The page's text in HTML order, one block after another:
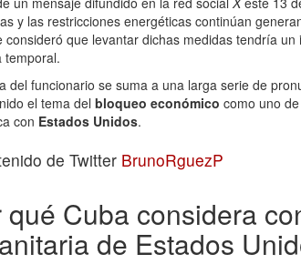
y las restricciones energéticas continúan
consideró que levantar dichas medidas tendría
temporal.
del funcionario se suma a una larga serie de
el tema del bloqueo económico como uno
con Estados Unidos.
de Twitter BrunoRguezP
qué Cuba considera
de Estados